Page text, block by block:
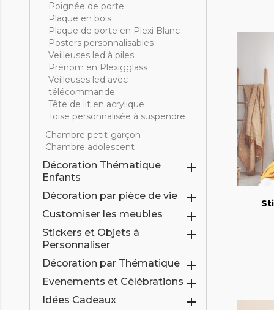
Poignée de porte
Plaque en bois
Plaque de porte en Plexi Blanc
Posters personnalisables
Veilleuses led à piles
Prénom en Plexigglass
Veilleuses led avec
télécommande
Tête de lit en acrylique
Toise personnalisée à suspendre
Chambre petit-garçon
Chambre adolescent
Décoration Thématique
Enfants

Décoration par pièce de vie 
Customiser les meubles 
Stickers et Objets à
Personnaliser

Décoration par Thématique 
Evenements et Célébrations 
Idées Cadeaux 